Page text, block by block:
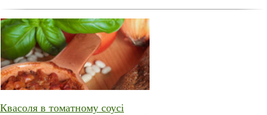
Квасоля в томатному соусі